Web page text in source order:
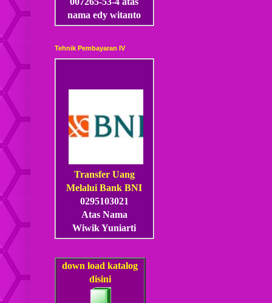
nama edy witanto
Tehnik Pembayaran IV
Transfer Uang
Melalui Bank BNI
0295103021
Atas Nama
Wiwik Yuniarti
down load katalog
disini